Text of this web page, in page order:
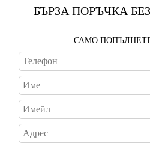
БЪРЗА ПОРЪЧКА
САМО